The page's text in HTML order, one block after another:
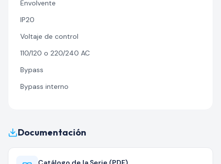
Envolvente
IP20
Voltaje de control
110/120 o 220/240 AC
Bypass
Bypass interno
Documentación